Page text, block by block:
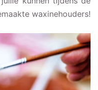
waxinehouders!